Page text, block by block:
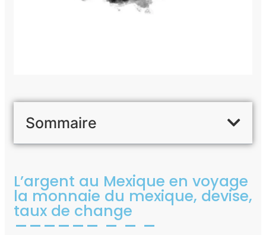
Sommaire
L’argent au Mexique en voyage
la monnaie du mexique, devise,
taux de change